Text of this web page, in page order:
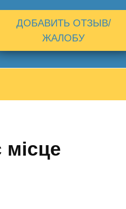
ДОБАВИТЬ ОТЗЫВ/
ЖАЛОБУ